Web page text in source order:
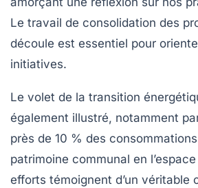
Le travail de consolidation des
découle est essentiel pour
initiatives.
Le volet de la transition
également illustré, notamment
près de 10 % des consommations
patrimoine communal en
efforts témoignent d’un véritable